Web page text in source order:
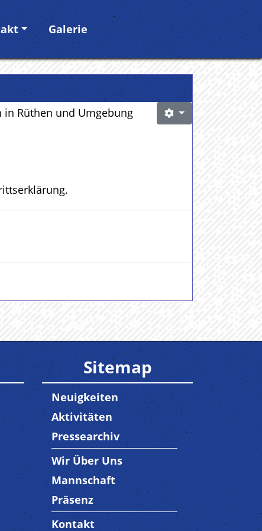
Galerie
Rüthen und Umgebung
Sitemap
Neuigkeiten
Aktivitäten
Pressearchiv
Trenner3
Wir Über Uns
Mannschaft
Präsenz
Trenner4
Kontakt